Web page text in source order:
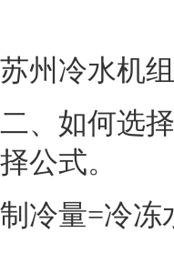
苏州冷水机
二、如何选
择公式。
制冷量=冷冻